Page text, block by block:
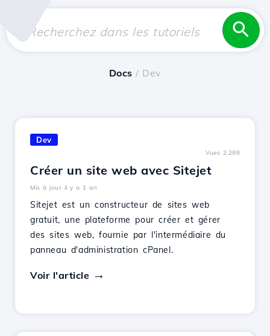
Docs / Dev
Dev
Vues 2,286
Créer un site web avec Sitejet
Mis à jour il y a 1 an
Sitejet est un constructeur de sites web
gratuit, une plateforme pour créer et gérer
des sites web, fournie par l'intermédiaire du
panneau d'administration cPanel.
Voir l'article